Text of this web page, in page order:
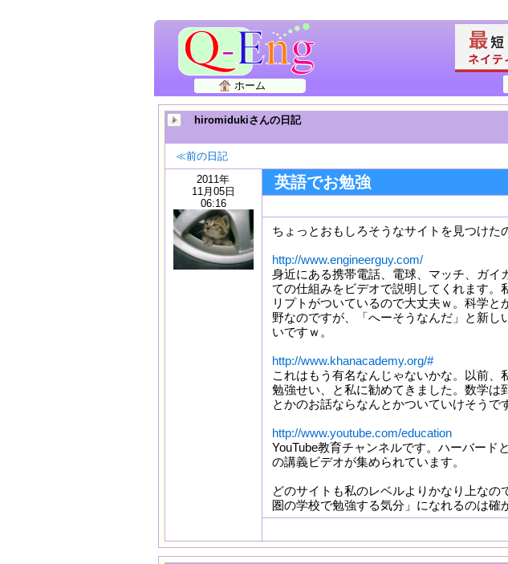
ホーム
hiromidukiさんの日記
≪前の日記
2011年
11月05日
06:16
英語でお勉強
ちょっとおもしろそうなサイトを見つけた
http://www.engineerguy.com/
身近にある携帯電話、電球、マッチ、ガイ
ての仕組みをビデオで説明してくれます。
リプトがついているので大丈夫ｗ。科学
野なのですが、「へーそうなんだ」と新し
いですｗ。
http://www.khanacademy.org/#
これはもう有名なんじゃないかな。以前
勉強せい、と私に勧めてきました。数学は
とかのお話ならなんとかついていけそうで
http://www.youtube.com/education
YouTube教育チャンネルです。ハーバード
の講義ビデオが集められています。
どのサイトも私のレベルよりかなり上な
圏の学校で勉強する気分」になれるのは確